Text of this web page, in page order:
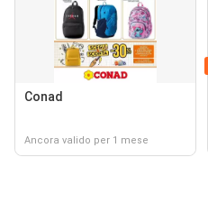
Conad
Ancora valido per 1 mese